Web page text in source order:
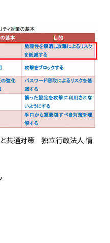
と共通対策 独立行政法人 情